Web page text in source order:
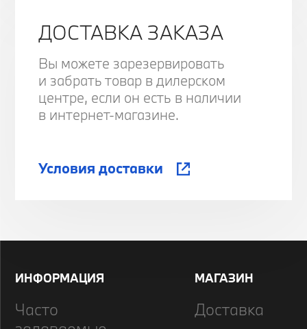
ДОСТАВКА ЗАКАЗА
Вы можете зарезервировать
и забрать товар в дилерском
центре, если он есть в наличии
в интернет-магазине.
Условия доставки
ИНФОРМАЦИЯ
Часто
МАГАЗИН
Доставка